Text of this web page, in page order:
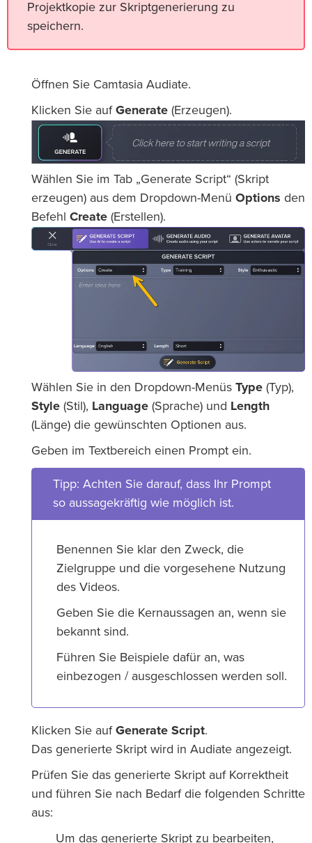
Projektkopie zur Skriptgenerierung zu
speichern.
Öffnen Sie Camtasia Audiate.
Klicken Sie auf Generate (Erzeugen).
Wählen Sie im Tab „Generate Script“ (Skript
erzeugen) aus dem Dropdown-Menü Options den
Befehl Create (Erstellen).
Wählen Sie in den Dropdown-Menüs Type (Typ),
Style (Stil), Language (Sprache) und Length
(Länge) die gewünschten Optionen aus.
Geben im Textbereich einen Prompt ein.
Tipp: Achten Sie darauf, dass Ihr Prompt
so aussagekräftig wie möglich ist.
Benennen Sie klar den Zweck, die
Zielgruppe und die vorgesehene Nutzung
des Videos.
Geben Sie die Kernaussagen an, wenn sie
bekannt sind.
Führen Sie Beispiele dafür an, was
einbezogen / ausgeschlossen werden soll.
Klicken Sie auf Generate Script.
Das generierte Skript wird in Audiate angezeigt.
Prüfen Sie das generierte Skript auf Korrektheit
und führen Sie nach Bedarf die folgenden Schritte
aus:
Um das generierte Skript zu bearbeiten,